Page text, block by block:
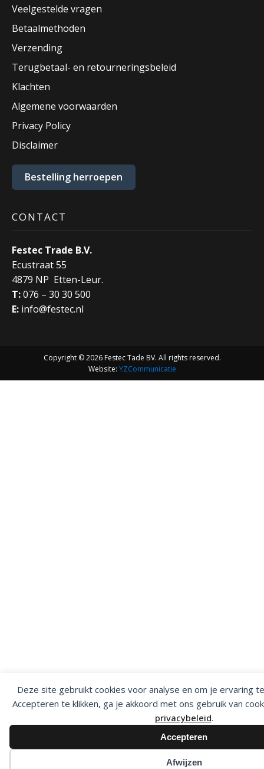
Deze site gebruikt cookies voor analyse en om je ervaring
Accepteren te klikken, ga je akkoord met ons gebruik van
privacybeleid.
Accepteren
Afwijzen
Veelgestelde vragen
Betaalmethoden
Verzending
Terugbetaal- en retourneringsbeleid
Klachten
Algemene voorwaarden
Privacy Policy
Disclaimer
Bestelling herroepen
CONTACT
Festec Trade B.V.
Ecustraat 55
4879 NP Etten-Leur.
T:076 – 30 30 500
E: info@festec.nl
Copyright © 2026 Festec Tade BV. All rights reserved.
Website: YZCommunicatie